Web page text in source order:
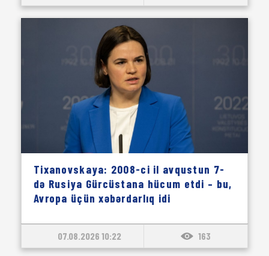
Tixanovskaya: 2008-ci il avqustun 7-
də Rusiya Gürcüstana hücum etdi – bu,
Avropa üçün xəbərdarlıq idi
07.08.2026 10:22 163